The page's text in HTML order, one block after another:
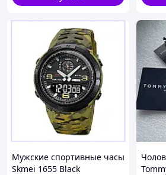
Мужские спортивные часы
Skmei 1655 Black